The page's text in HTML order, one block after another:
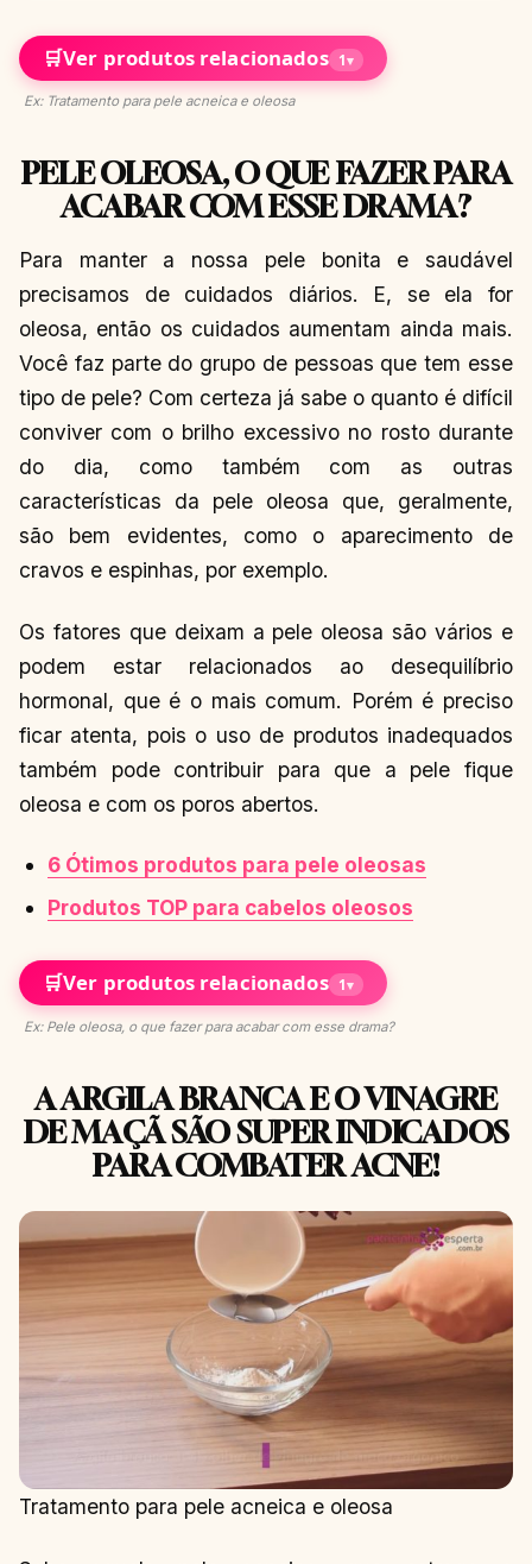
🛒Ver produtos relacionados 1▾
Ex: Tratamento para pele acneica e oleosa
PELE OLEOSA, O QUE FAZER PARA
ACABAR COM ESSE DRAMA?
Para manter a nossa pele bonita e saudável
precisamos de cuidados diários. E, se ela for
oleosa, então os cuidados aumentam ainda mais.
Você faz parte do grupo de pessoas que tem esse
tipo de pele? Com certeza já sabe o quanto é difícil
conviver com o brilho excessivo no rosto durante
do dia, como também com as outras
características da pele oleosa que, geralmente,
são bem evidentes, como o aparecimento de
cravos e espinhas, por exemplo.
Os fatores que deixam a pele oleosa são vários e
podem estar relacionados ao desequilíbrio
hormonal, que é o mais comum. Porém é preciso
ficar atenta, pois o uso de produtos inadequados
também pode contribuir para que a pele fique
oleosa e com os poros abertos.
6 Ótimos produtos para pele oleosas
Produtos TOP para cabelos oleosos
🛒Ver produtos relacionados 1▾
Ex: Pele oleosa, o que fazer para acabar com esse drama?
A ARGILA BRANCA E O VINAGRE
DE MAÇÃ SÃO SUPER INDICADOS
PARA COMBATER ACNE!
Tratamento para pele acneica e oleosa